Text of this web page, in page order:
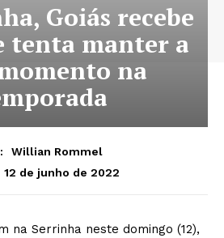
Goiás recebe
tenta manter a
na
Willian Rommel
12 de junho de 2022
na Serrinha neste domingo (12),